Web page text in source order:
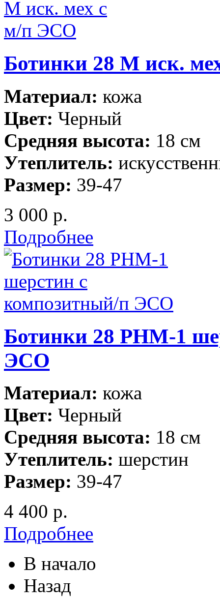
Ботинки 28 М иск.
Материал: кожа
Цвет: Черный
Средняя высота: 18 см
Утеплитель:
Размер: 39-47
3 000 р.
Подробнее
Ботинки 28 РНМ-1
ЭСО
Материал: кожа
Цвет: Черный
Средняя высота: 18 см
Утеплитель: шерстин
Размер: 39-47
4 400 р.
Подробнее
В начало
Назад